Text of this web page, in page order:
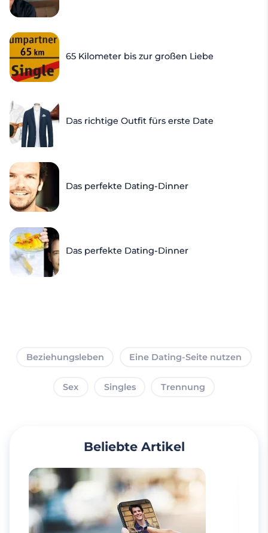
65 Kilometer bis zur großen Liebe
Das richtige Outfit fürs erste Date
Das perfekte Dating-Dinner
Das perfekte Dating-Dinner
Beziehungsleben Eine Dating-Seite nutzen
Sex Singles Trennung
Beliebte Artikel